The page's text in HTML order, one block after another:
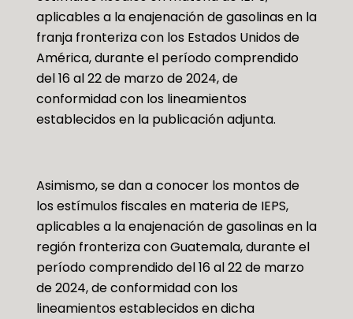
aplicables a la enajenación de gasolinas en la
franja fronteriza con los Estados Unidos de
América, durante el período comprendido
del 16 al 22 de marzo de 2024, de
conformidad con los lineamientos
establecidos en la publicación adjunta.
Asimismo, se dan a conocer los montos de
los estímulos fiscales en materia de IEPS,
aplicables a la enajenación de gasolinas en la
región fronteriza con Guatemala, durante el
período comprendido del 16 al 22 de marzo
de 2024, de conformidad con los
lineamientos establecidos en dicha